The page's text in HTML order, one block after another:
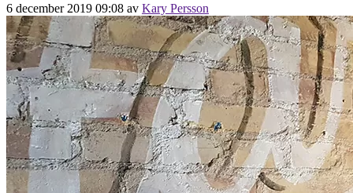
6 december 2019 09:08 av Kary Persson